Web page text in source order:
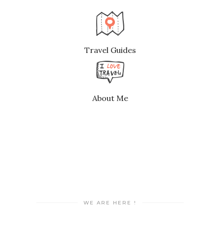
Travel Guides
About Me
WE ARE HERE !